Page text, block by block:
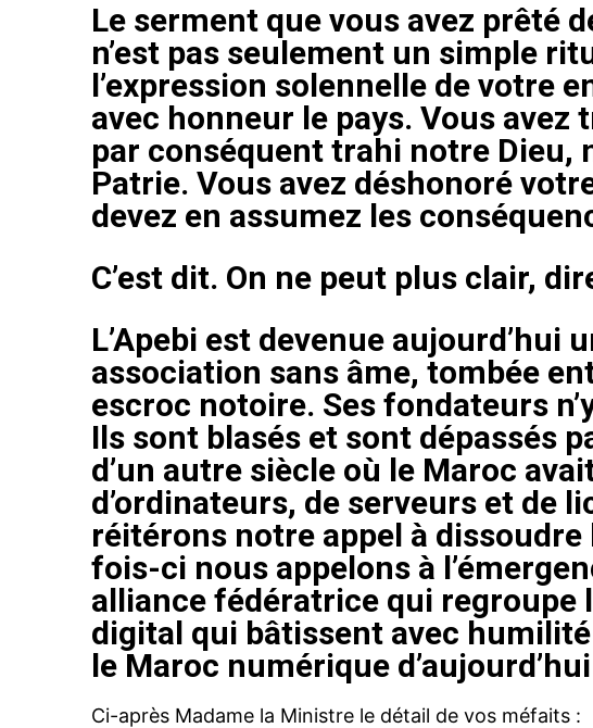
le1.ma
l'intelligence de
l'information
S'ABONNER MAINTENANT
Le serment que vous avez prêté
n’est pas seulement un simple
l’expression solennelle de votre
avec honneur le pays. Vous
par conséquent trahi notre Dieu,
Patrie. Vous avez déshonoré
devez en assumez les
C’est dit. On ne peut plus clair,
L’Apebi est devenue aujourd’hui
association sans âme, tombée
escroc notoire. Ses fondateurs
Ils sont blasés et sont dépassés
d’un autre siècle où le Maroc
d’ordinateurs, de serveurs et de
réitérons notre appel à dissoudre
fois-ci nous appelons à
alliance fédératrice qui regroupe
digital qui bâtissent avec
le Maroc numérique
Ci-après Madame la Ministre le détail de vos méfaits :